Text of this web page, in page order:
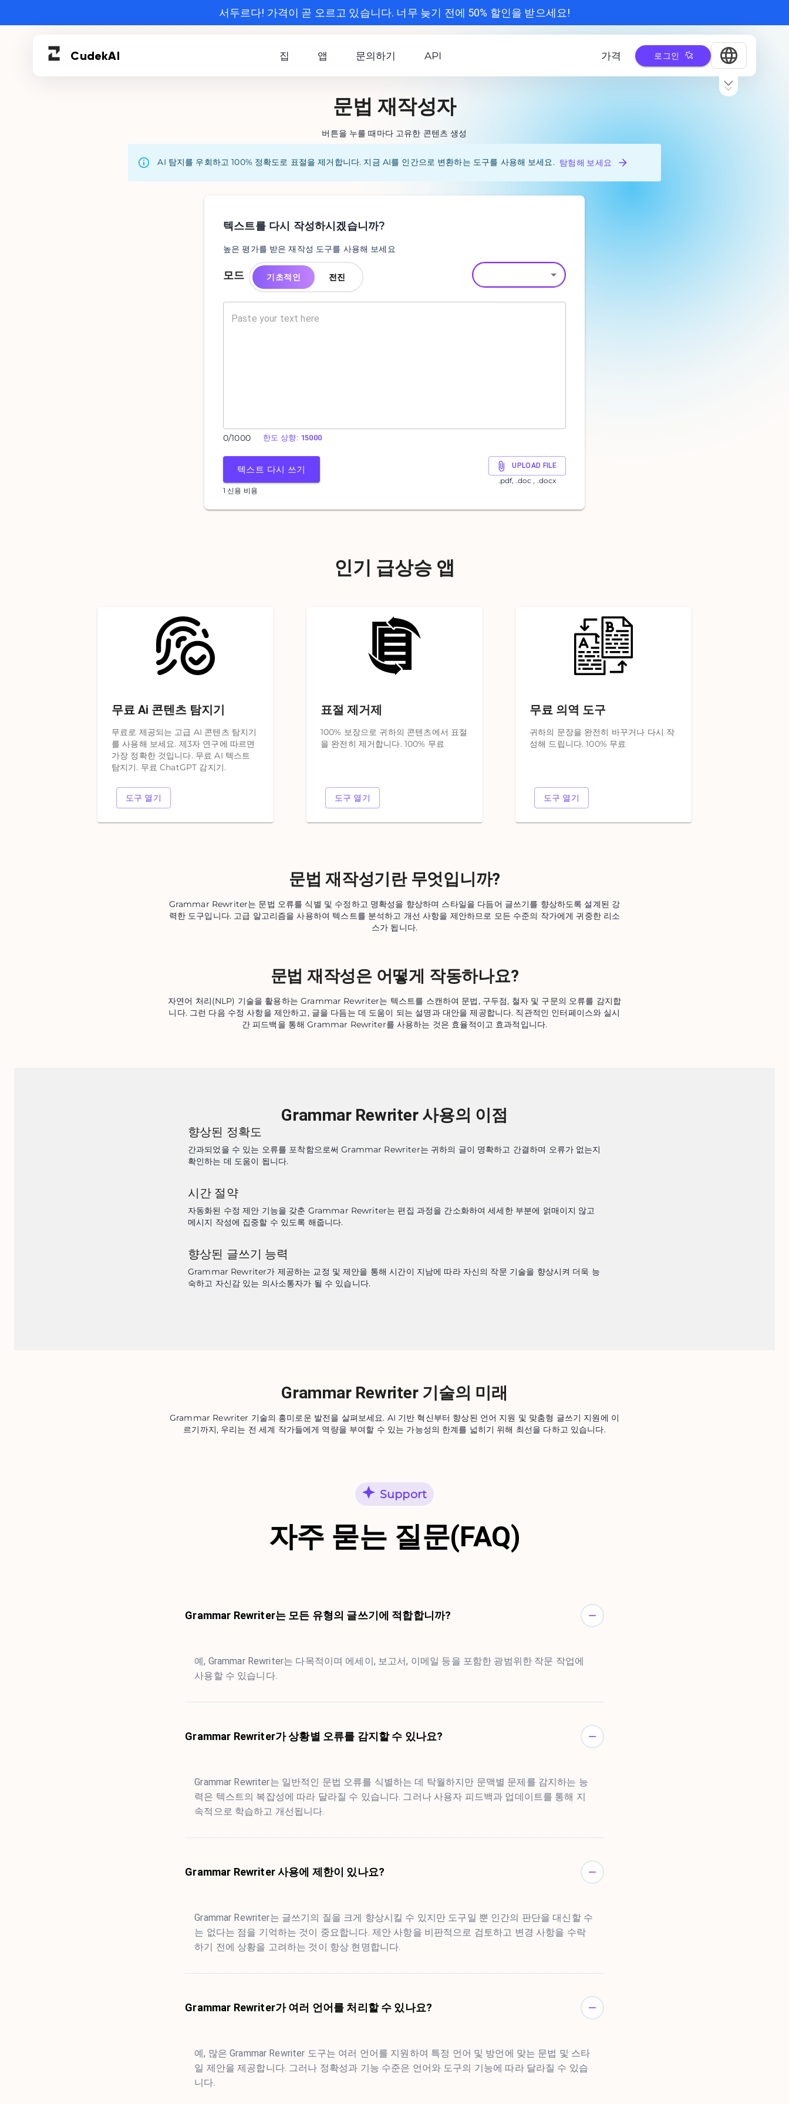
서두르다! 가격이 곧 오르고 있습니다. 너무 늦기 전에 50% 할인을 받으세요!
CudekAI 집 앱 문의하기 API 가격 로그인
문법 재작성자
버튼을 누를 때마다 고유한 콘텐츠 생성
AI 탐지를 우회하고 100% 정확도로 표절을 제거합니다. 지금 AI를 인간으로 변환하는 도구를 사용해 보세요. 탐험해 보세요
텍스트를 다시 작성하시겠습니까?
높은 평가를 받은 재작성 도구를 사용해 보세요
모드 기초적인 전진
0/1000 한도 상향: 15000
텍스트 다시 쓰기 UPLOAD FILE
.pdf, .doc , .docx
1 신용 비용
인기 급상승 앱
무료 Ai 콘텐츠 탐지기
무료로 제공되는 고급 AI 콘텐츠 탐지기
를 사용해 보세요. 제3자 연구에 따르면
가장 정확한 것입니다. 무료 AI 텍스트
탐지기. 무료 ChatGPT 감지기.
도구 열기
표절 제거제
100% 보장으로 귀하의 콘텐츠에서 표절
을 완전히 제거합니다. 100% 무료
도구 열기
무료 의역 도구
귀하의 문장을 완전히 바꾸거나 다시 작
성해 드립니다. 100% 무료
도구 열기
문법 재작성기란 무엇입니까?
Grammar Rewriter는 문법 오류를 식별 및 수정하고 명확성을 향상하며 스타일을 다듬어 글쓰기를 향상하도록 설계된 강
력한 도구입니다. 고급 알고리즘을 사용하여 텍스트를 분석하고 개선 사항을 제안하므로 모든 수준의 작가에게 귀중한 리소
스가 됩니다.
문법 재작성은 어떻게 작동하나요?
자연어 처리(NLP) 기술을 활용하는 Grammar Rewriter는 텍스트를 스캔하여 문법, 구두점, 철자 및 구문의 오류를 감지합
니다. 그런 다음 수정 사항을 제안하고, 글을 다듬는 데 도움이 되는 설명과 대안을 제공합니다. 직관적인 인터페이스와 실시
간 피드백을 통해 Grammar Rewriter를 사용하는 것은 효율적이고 효과적입니다.
Grammar Rewriter 사용의 이점
향상된 정확도
간과되었을 수 있는 오류를 포착함으로써 Grammar Rewriter는 귀하의 글이 명확하고 간결하며 오류가 없는지
확인하는 데 도움이 됩니다.
시간 절약
자동화된 수정 제안 기능을 갖춘 Grammar Rewriter는 편집 과정을 간소화하여 세세한 부분에 얽매이지 않고
메시지 작성에 집중할 수 있도록 해줍니다.
향상된 글쓰기 능력
Grammar Rewriter가 제공하는 교정 및 제안을 통해 시간이 지남에 따라 자신의 작문 기술을 향상시켜 더욱 능
숙하고 자신감 있는 의사소통자가 될 수 있습니다.
Grammar Rewriter 기술의 미래
Grammar Rewriter 기술의 흥미로운 발전을 살펴보세요. AI 기반 혁신부터 향상된 언어 지원 및 맞춤형 글쓰기 지원에 이
르기까지, 우리는 전 세계 작가들에게 역량을 부여할 수 있는 가능성의 한계를 넓히기 위해 최선을 다하고 있습니다.
Support
자주 묻는 질문(FAQ)
Grammar Rewriter는 모든 유형의 글쓰기에 적합합니까?
예, Grammar Rewriter는 다목적이며 에세이, 보고서, 이메일 등을 포함한 광범위한 작문 작업에
사용할 수 있습니다.
Grammar Rewriter가 상황별 오류를 감지할 수 있나요?
Grammar Rewriter는 일반적인 문법 오류를 식별하는 데 탁월하지만 문맥별 문제를 감지하는 능
력은 텍스트의 복잡성에 따라 달라질 수 있습니다. 그러나 사용자 피드백과 업데이트를 통해 지
속적으로 학습하고 개선됩니다.
Grammar Rewriter 사용에 제한이 있나요?
Grammar Rewriter는 글쓰기의 질을 크게 향상시킬 수 있지만 도구일 뿐 인간의 판단을 대신할 수
는 없다는 점을 기억하는 것이 중요합니다. 제안 사항을 비판적으로 검토하고 변경 사항을 수락
하기 전에 상황을 고려하는 것이 항상 현명합니다.
Grammar Rewriter가 여러 언어를 처리할 수 있나요?
예, 많은 Grammar Rewriter 도구는 여러 언어를 지원하여 특정 언어 및 방언에 맞는 문법 및 스타
일 제안을 제공합니다. 그러나 정확성과 기능 수준은 언어와 도구의 기능에 따라 달라질 수 있습
니다.